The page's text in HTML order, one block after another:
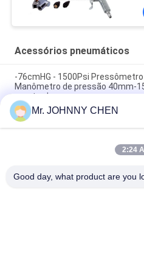
Acessórios pneumáticos
-76cmHG - 1500Psi
Manômetro de pressão 40mm-
mostrador
Tipo de válvula de segurança
2" PT para compressor de ar
Arma pneumática do espanador
Mr. JOHNNY CHEN
2:24
Good day, what product are you